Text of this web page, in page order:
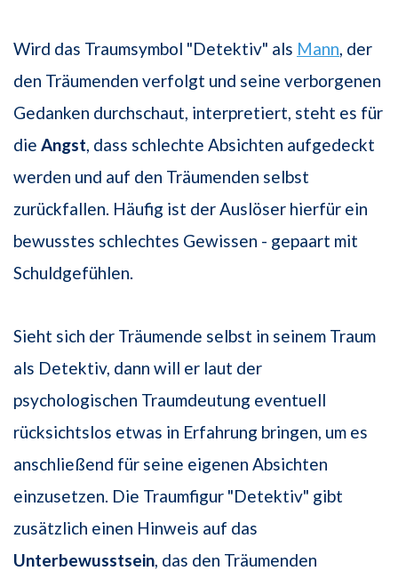
Wird das Traumsymbol "Detektiv" als Mann , der
den Träumenden verfolgt und seine verborgenen
Gedanken durchschaut, interpretiert, steht es für
die Angst , dass schlechte Absichten aufgedeckt
werden und auf den Träumenden selbst
zurückfallen. Häufig ist der Auslöser hierfür ein
bewusstes schlechtes Gewissen - gepaart mit
Schuldgefühlen.
Sieht sich der Träumende selbst in seinem Traum
als Detektiv, dann will er laut der
psychologischen Traumdeutung eventuell
rücksichtslos etwas in Erfahrung bringen, um es
anschließend für seine eigenen Absichten
einzusetzen. Die Traumfigur "Detektiv" gibt
zusätzlich einen Hinweis auf das
Unterbewusstsein , das den Träumenden